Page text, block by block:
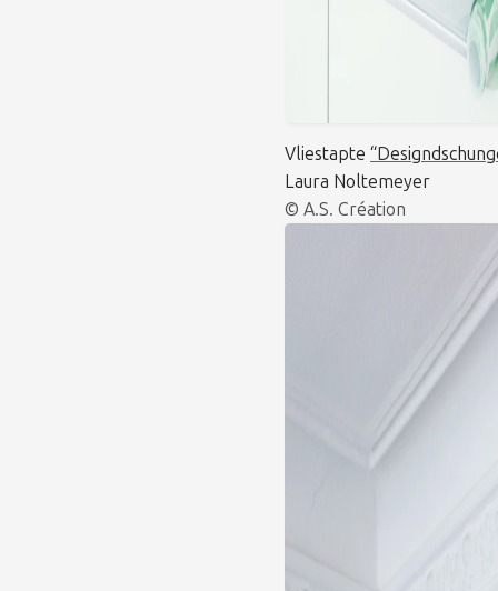
Vliestapte
Laura Noltemeyer
© A.S. Création